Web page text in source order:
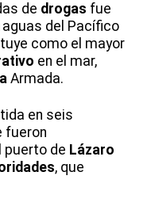
de drogas fue
aguas del Pacífico
como el mayor
en el mar,
Armada.
en seis
fueron
puerto de Lázaro
, que